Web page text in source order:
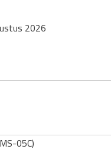
2026
05C)